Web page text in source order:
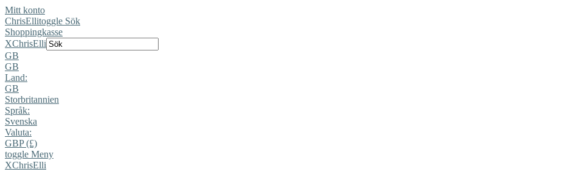
Mitt konto
ChrisEllitoggle Sök
Shoppingkasse
XChrisElli
GB
GB
Land:
GB
Storbritannien
Språk:
Svenska
Valuta:
GBP (£)
toggle Meny
XChrisElli